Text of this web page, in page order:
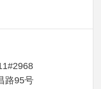
路95号